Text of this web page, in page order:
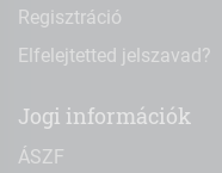
Regisztráció
Elfelejtetted jelszavad?
Jogi információk
ÁSZF